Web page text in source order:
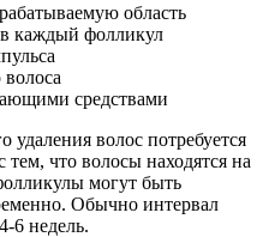
область
каждый фолликул
средствами
удаления волос потребуется
тем, что волосы находятся на
могут быть
Обычно интервал
6 недель.